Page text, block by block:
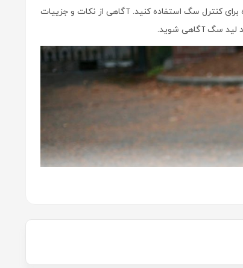
برای کنترل سگ استفاده کنید. آگاهی از نکات و جزییات
لید سگ آگاهی شوید.